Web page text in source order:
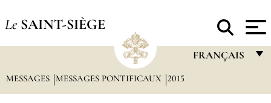
Le SAINT-SIÈGE
FRANÇAIS
MESSAGES MESSAGES PONTIFICAUX 2015